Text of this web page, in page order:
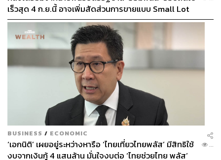
เร็วสุด 4 ก.ย.นี้ อาจเพิ่มสัดส่วนการขายแบบ Small Lot
First มากขึ้น
BUSINESS / ECONOMIC
‘เอกนิติ’ เผยอยู่ระหว่างหารือ ‘ไทยเที่ยวไทยพลัส’ มีสิทธิใช้
งบจากเงินกู้ 4 แสนล้าน มั่นใจงบต่อ ‘ไทยช่วยไทย พลัส’
...